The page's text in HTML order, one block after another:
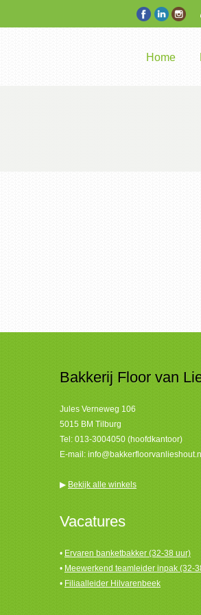
Home
Bakkerij Floor van
Jules Verneweg 106
5015 BM Tilburg
Tel: 013-3004050 (hoofdkantoor)
E-mail: info@bakkerfloorvanlieshout.nl
▶ Bekijk alle winkels
Vacatures
• Ervaren banketbakker (32-38 uur)
• Meewerkend teamleider inpak (32-
• Filiaalleider Hilvarenbeek